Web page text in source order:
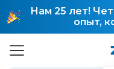
Нам 25 лет!
опыт,